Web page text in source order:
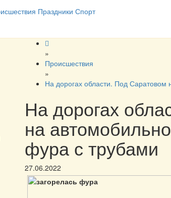
Праздники Спорт
»
Происшествия
»
На дорогах области. Под Саратовом
На дорогах
на
фура с трубами
27.06.2022